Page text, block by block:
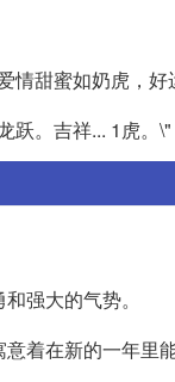
情甜蜜如奶虎，
跃。吉祥... 1虎。\"
强大的气势。
着在新的一年里